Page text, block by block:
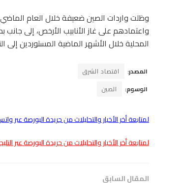
وظلت واردات الصين ضعيفة خلال العام
واعتمادهم على غاز الأنابيب الأرخص، إلى
المحلية خلال الأشهر الماضية المستوردين إلى
المصدر:
اقتصاد الشرق
الوسوم:
الصين
لمتابعة أخر الأخبار والتحليلات من جريدة البورصة عبر
لمتابعة أخر الأخبار والتحليلات من جريدة البورصة عبر
المقال السابق